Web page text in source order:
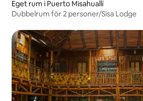
Eget rum i Puerto Misahuallí
Dubbelrum för 2 personer/Sisa Lodge